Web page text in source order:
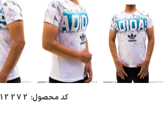
کد محصول: 12272